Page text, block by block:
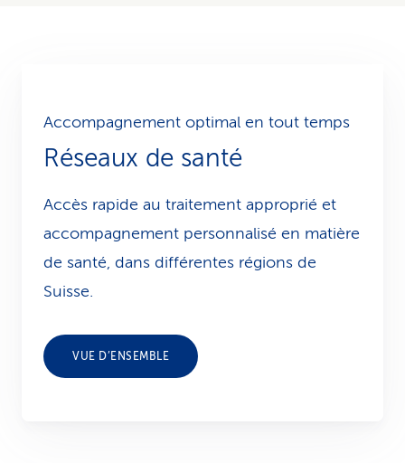
Accompagnement optimal en tout temps
Réseaux de santé
Accès rapide au traitement approprié et
accompagnement personnalisé en matière
de santé, dans différentes régions de
Suisse.
VUE D’ENSEMBLE